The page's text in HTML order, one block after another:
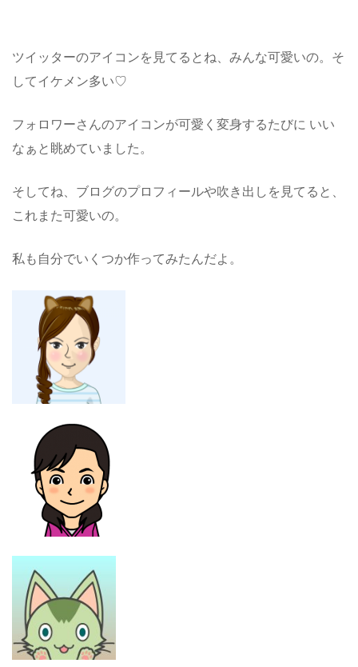
ツイッターのアイコンを見てるとね、みんな可愛いの。そ
してイケメン多い♡
フォロワーさんのアイコンが可愛く変身するたびに いい
なぁと眺めていました。
そしてね、ブログのプロフィールや吹き出しを見てると、
これまた可愛いの。
私も自分でいくつか作ってみたんだよ。